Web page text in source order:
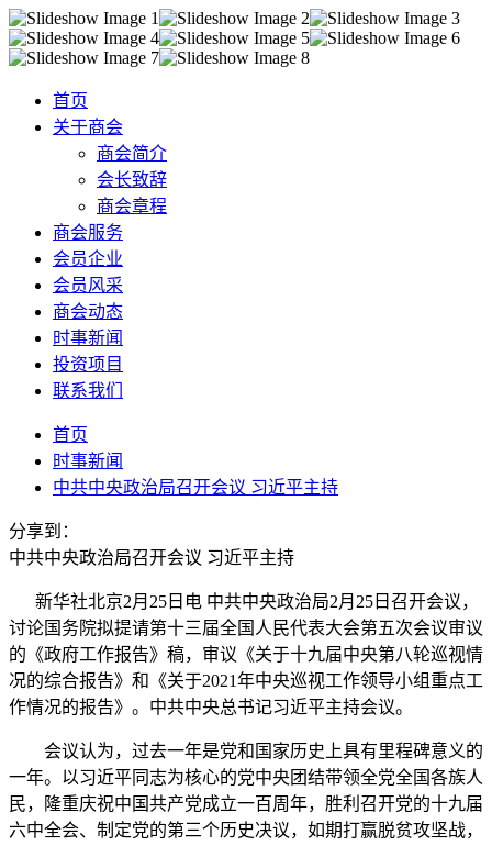
首页
关于商会
商会简介
会长致辞
商会章程
商会服务
会员企业
会员风采
商会动态
时事新闻
投资项目
联系我们
首页
时事新闻
中共中央政治局召开会议 习近平主持
分享到：
中共中央政治局召开会议 习近平主持
新华社北京2月25日电 中共中央政治局2月25日召开会议，
讨论国务院拟提请第十三届全国人民代表大会第五次会议审议
的《政府工作报告》稿，审议《关于十九届中央第八轮巡视情
况的综合报告》和《关于2021年中央巡视工作领导小组重点工
作情况的报告》。中共中央总书记习近平主持会议。
会议认为，过去一年是党和国家历史上具有里程碑意义的
一年。以习近平同志为核心的党中央团结带领全党全国各族人
民，隆重庆祝中国共产党成立一百周年，胜利召开党的十九届
六中全会、制定党的第三个历史决议，如期打赢脱贫攻坚战，